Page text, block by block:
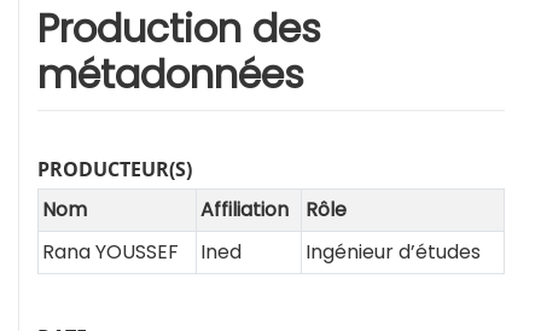
Production des
métadonnées
PRODUCTEUR(S)
Nom Affiliation
Rôle
Rana YOUSSEF
Ined Ingénieur d’études